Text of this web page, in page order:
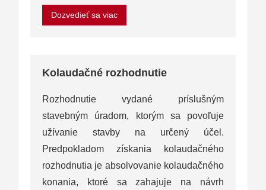
Dozvedieť sa viac
Kolaudačné rozhodnutie
Rozhodnutie vydané príslušným
stavebným úradom, ktorým sa povoľuje
užívanie stavby na určený účel.
Predpokladom získania kolaudačného
rozhodnutia je absolvovanie kolaudačného
konania, ktoré sa zahajuje na návrh